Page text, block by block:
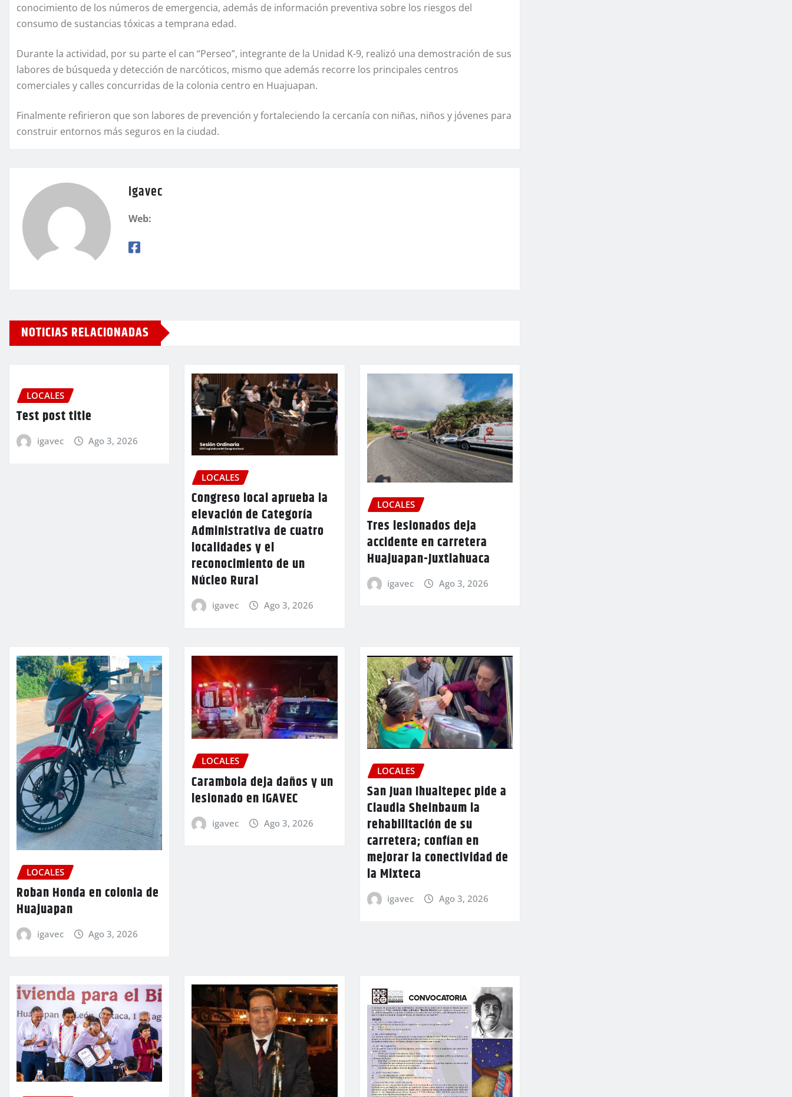
conocimiento de los números de emergencia, además de información preventiva sobre los riesgos del
consumo de sustancias tóxicas a temprana edad.
Durante la actividad, por su parte el can “Perseo”, integrante de la Unidad K-9, realizó una demostración de sus
labores de búsqueda y detección de narcóticos, mismo que además recorre los principales centros
comerciales y calles concurridas de la colonia centro en Huajuapan.
Finalmente refirieron que son labores de prevención y fortaleciendo la cercanía con niñas, niños y jóvenes para
construir entornos más seguros en la ciudad.
igavec
Web:
NOTICIAS RELACIONADAS
LOCALES
Test post title
igavec Ago 3, 2026
LOCALES
Congreso local aprueba la
elevación de Categoría
Administrativa de cuatro
localidades y el
reconocimiento de un
Núcleo Rural
igavec Ago 3, 2026
LOCALES
Tres lesionados deja
accidente en carretera
Huajuapan-Juxtlahuaca
igavec Ago 3, 2026
LOCALES
Roban Honda en colonia de
Huajuapan
igavec Ago 3, 2026
LOCALES
Carambola deja daños y un
lesionado en IGAVEC
igavec Ago 3, 2026
LOCALES
San Juan Ihualtepec pide a
Claudia Sheinbaum la
rehabilitación de su
carretera; confían en
mejorar la conectividad de
la Mixteca
igavec Ago 3, 2026